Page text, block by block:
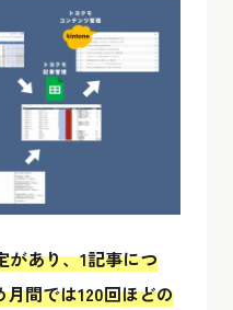
があり、1記事につ
間では120回ほどの